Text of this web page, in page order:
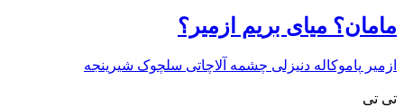
مامان؟ میای بریم ازمیر؟
ازمیر پاموکاله دنیزلی چشمه آلاچاتی سلچوک شیرینجه
تی تی